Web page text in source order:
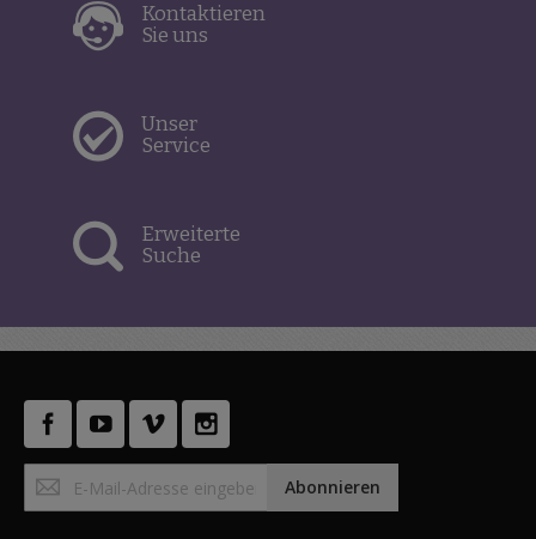
Kontaktieren
Sie uns
Unser
Service
Erweiterte
Suche
Anmeldung
zum
Abonnieren